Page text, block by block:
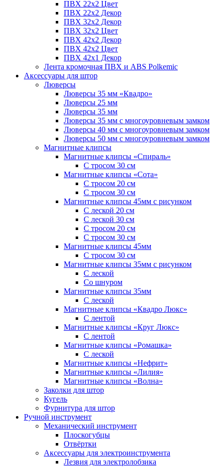
ПВХ 22x2 Цвет
ПВХ 22x2 Декор
ПВХ 32x2 Декор
ПВХ 32x2 Цвет
ПВХ 42x2 Декор
ПВХ 42x2 Цвет
ПВХ 42x1 Декор
Лента кромочная ПВХ и ABS Polkemic
Аксессуары для штор
Люверсы
Люверсы 35 мм «Квадро»
Люверсы 25 мм
Люверсы 35 мм
Люверсы 35 мм с многоуровневым замком
Люверсы 40 мм с многоуровневым замком
Люверсы 50 мм с многоуровневым замком
Магнитные клипсы
Магнитные клипсы «Спираль»
С тросом 30 см
Магнитные клипсы «Сота»
С тросом 20 см
С тросом 30 см
Магнитные клипсы 45мм с рисунком
С леской 20 см
С леской 30 см
С тросом 20 см
С тросом 30 см
Магнитные клипсы 45мм
С тросом 30 см
Магнитные клипсы 35мм с рисунком
С леской
Со шнуром
Магнитные клипсы 35мм
С леской
Магнитные клипсы «Квадро Люкс»
С лентой
Магнитные клипсы «Круг Люкс»
С лентой
Магнитные клипсы «Ромашка»
С леской
Магнитные клипсы «Нефрит»
Магнитные клипсы «Лилия»
Магнитные клипсы «Волна»
Заколки для штор
Кугель
Фурнитура для штор
Ручной инструмент
Механический инструмент
Плоскогубцы
Отвёртки
Аксессуары для электроинструмента
Лезвия для электролобзика